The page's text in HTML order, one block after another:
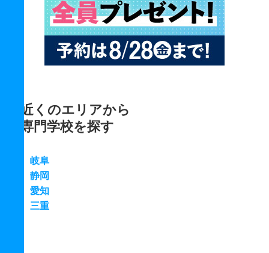
近くのエリアから
専門学校を探す
岐阜
静岡
愛知
三重